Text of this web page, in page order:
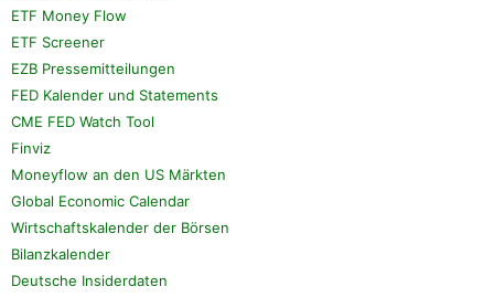
ETF Money Flow
ETF Screener
EZB Pressemitteilungen
FED Kalender und Statements
CME FED Watch Tool
Finviz
Moneyflow an den US Märkten
Global Economic Calendar
Wirtschaftskalender der Börsen
Bilanzkalender
Deutsche Insiderdaten